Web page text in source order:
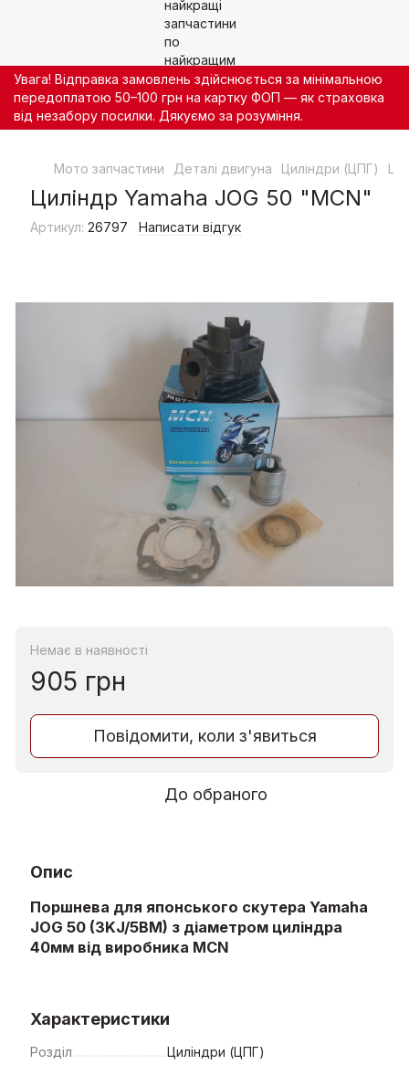
Увага! Відправка замовлень здійснюється за мінімальною
передоплатою 50–100 грн на картку ФОП — як страховка
від незабору посилки. Дякуємо за розуміння.
Мото запчастини Деталі двигуна Циліндри (ЦПГ)
Циліндр Yamaha JOG 50 "MCN"
Артикул: 26797 Написати відгук
Немає в наявності
905 грн
Повідомити, коли з'явиться
До обраного
Опис
Поршнева для японського скутера Yamaha
JOG 50 (3KJ/5BM) з діаметром циліндра
40мм від виробника MCN
Характеристики
Розділ Циліндри (ЦПГ)